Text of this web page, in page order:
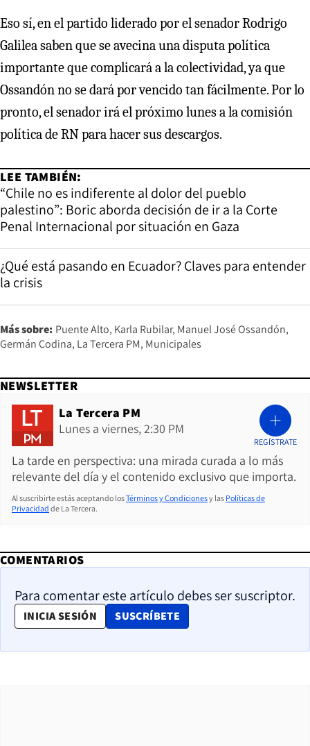
Eso sí, en el partido liderado por el senador Rodrigo
Galilea saben que se avecina una disputa política
importante que complicará a la colectividad, ya que
Ossandón no se dará por vencido tan fácilmente. Por lo
pronto, el senador irá el próximo lunes a la comisión
política de RN para hacer sus descargos.
LEE TAMBIÉN:
“Chile no es indiferente al dolor del pueblo
palestino”: Boric aborda decisión de ir a la Corte
Penal Internacional por situación en Gaza
¿Qué está pasando en Ecuador? Claves para entender
la crisis
Más sobre: Puente Alto Karla Rubilar Manuel José Ossandón
Germán Codina La Tercera PM Municipales
NEWSLETTER
La Tercera PM
Lunes a viernes, 2:30 PM
La tarde en perspectiva: una mirada curada a lo más
relevante del día y el contenido exclusivo que importa.
REGÍSTRATE
Al suscribirte estás aceptando losTérminos y Condicionesy las Políticas de
Privacidad de La Tercera.
COMENTARIOS
Para comentar este artículo debes ser suscriptor.
INICIA SESIÓN SUSCRÍBETE
OPENS IN NEW WINDOW